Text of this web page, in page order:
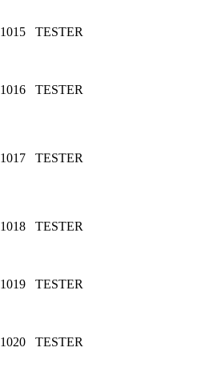
1015 TESTER
1016 TESTER
1017 TESTER
1018 TESTER
1019 TESTER
1020 TESTER